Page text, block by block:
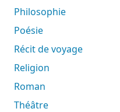
Philosophie
Poésie
Récit de voyage
Religion
Roman
Théâtre